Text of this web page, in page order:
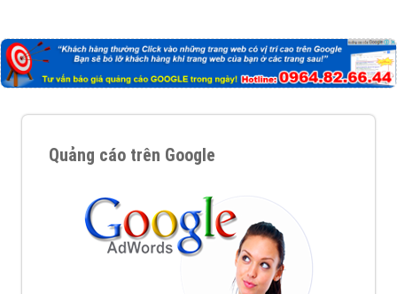
Quảng cáo trên Google